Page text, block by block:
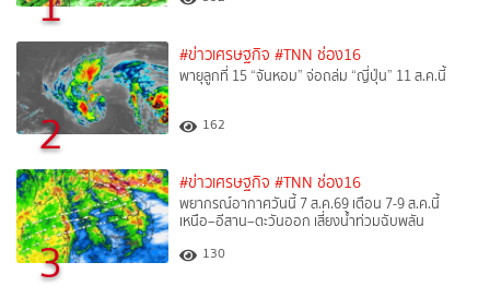
2
#ข่าวเศรษฐกิจ #TNN ช่อง16
พายุลูกที่ 15 “จันหอม” จ่อถล่ม “ญี่ปุ่น” 11 ส.ค.นี้
162
3
#ข่าวเศรษฐกิจ #TNN ช่อง16
พยากรณ์อากาศวันนี้ 7 ส.ค.69 เตือน 7-9 ส.ค.นี้
เหนือ–อีสาน–ตะวันออก เสี่ยงน้ำท่วมฉับพลัน
130